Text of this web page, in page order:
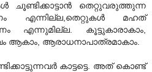
ചൂണ്ടിക്കാട്ടാന്‍ തെറ്റുവരുത്തുന്ന
എന്നില്ല,തെറ്റുകള്‍ മഹത്
എന്നുമില്ല. കൂട്ടുകാരാകാം,
ആകാം, ആരാധനാപാത്രമാകാം.
കാട്ടട്ടെ. അത് കൊണ്ട്